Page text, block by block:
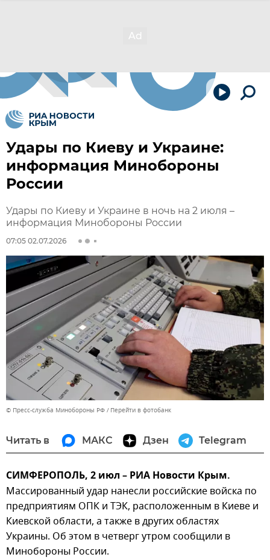
Удары по Киеву и Украине:
информация Минобороны
России
Удары по Киеву и Украине в ночь на 2 июля –
информация Минобороны России
07:05 02.07.2026
© Пресс-служба Минобороны РФ Перейти в фотобанк
Читать в МАКС Дзен Telegram
СИМФЕРОПОЛЬ, 2 июл – РИА Новости Крым.
Массированный удар нанесли российские войска по
предприятиям ОПК и ТЭК, расположенным в Киеве и
Киевской области, а также в других областях
Украины. Об этом в четверг утром сообщили в
Минобороны России.